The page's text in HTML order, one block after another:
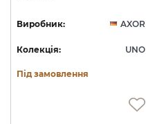
Виробник: AXOR
Колекція: UNO
Під замовлення